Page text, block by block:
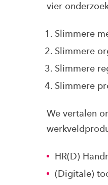
vier
Slimmere
Slimmere
Slimmere
Slimmere
We vertalen
HR(D)
(Digitale)